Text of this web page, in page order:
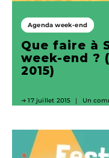
Agenda week-end
Que faire à
week-end ?
2015)
17 juillet 2015 Un